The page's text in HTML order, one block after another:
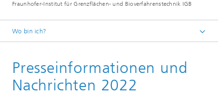
Fraunhofer-Institut für Grenzflächen- und Bioverfahrenstechnik IGB
Wo bin ich?
Presse / News
Presseinformationen
Presseinformationen und
Nachrichten 2022